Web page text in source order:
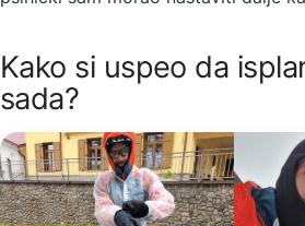
Kako si uspeo da
sada?